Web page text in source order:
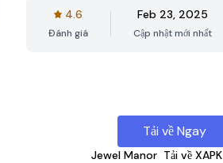
4.6
Đánh giá
Feb 23, 2025
Cập nhật mới nhất
Tải về Ngay
Jewel Manor Tải về XAPK